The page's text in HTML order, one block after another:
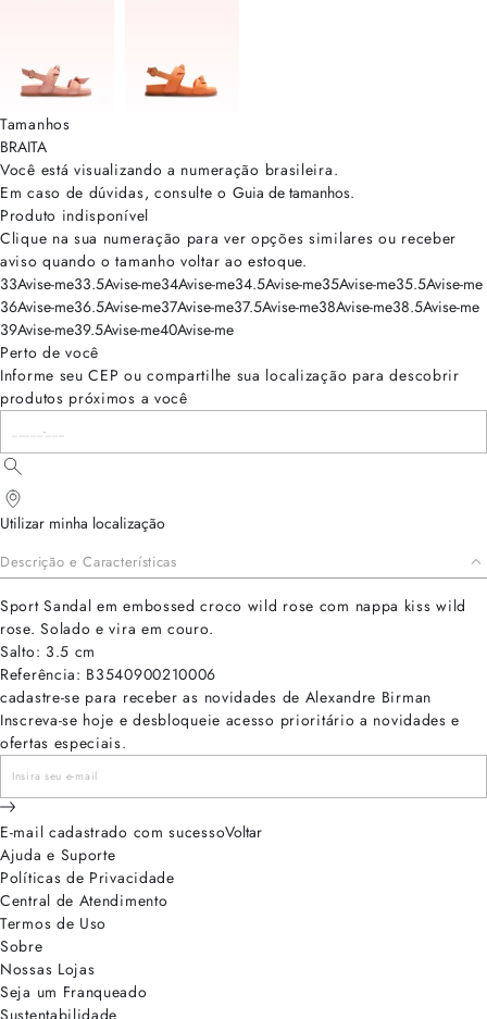
Tamanhos
BRAITA
Você está visualizando a numeração brasileira.
Em caso de dúvidas, consulte o Guia de tamanhos.
Produto indisponível
Clique na sua numeração para ver opções similares ou receber
aviso quando o tamanho voltar ao estoque.
33Avise-me33.5Avise-me34Avise-me34.5Avise-me35Avise-me35.5Avise-me
36Avise-me36.5Avise-me37Avise-me37.5Avise-me38Avise-me38.5Avise-me
39Avise-me39.5Avise-me40Avise-me
Perto de você
Informe seu CEP ou compartilhe sua localização para descobrir
produtos próximos a você
Utilizar minha localização
Descrição e Características
Sport Sandal em embossed croco wild rose com nappa kiss wild
rose. Solado e vira em couro.
Salto: 3.5 cm
Referência: B3540900210006
cadastre-se para receber as novidades de Alexandre Birman
Inscreva-se hoje e desbloqueie acesso prioritário a novidades e
ofertas especiais.
E-mail cadastrado com sucessoVoltar
Ajuda e Suporte
Políticas de Privacidade
Central de Atendimento
Termos de Uso
Sobre
Nossas Lojas
Seja um Franqueado
Sustentabilidade